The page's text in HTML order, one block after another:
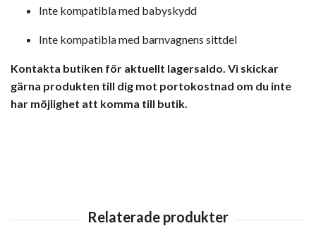
Inte kompatibla med babyskydd
Inte kompatibla med barnvagnens sittdel
Kontakta butiken för aktuellt lagersaldo. Vi skickar
gärna produkten till dig mot portokostnad om du inte
har möjlighet att komma till butik.